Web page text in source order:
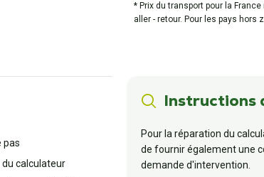
* Prix du transport pour la
aller - retour. Pour les pays hors
pas
calculateur
Instructions
Pour la réparation du
de fournir également une
demande d'intervention.